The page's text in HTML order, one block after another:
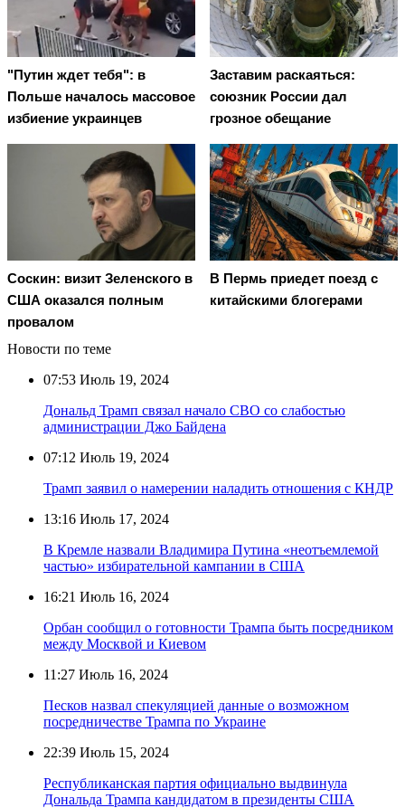
"Путин ждет тебя": в
Польше началось массовое
избиение украинцев
Заставим раскаяться:
союзник России дал
грозное обещание
Соскин: визит Зеленского в
США оказался полным
провалом
В Пермь приедет поезд с
китайскими блогерами
Новости по теме
07:53 Июль 19, 2024
Дональд Трамп связал начало СВО со слабостью
администрации Джо Байдена
07:12 Июль 19, 2024
Трамп заявил о намерении наладить отношения с КНДР
13:16 Июль 17, 2024
В Кремле назвали Владимира Путина «неотъемлемой
частью» избирательной кампании в США
16:21 Июль 16, 2024
Орбан сообщил о готовности Трампа быть посредником
между Москвой и Киевом
11:27 Июль 16, 2024
Песков назвал спекуляцией данные о возможном
посредничестве Трампа по Украине
22:39 Июль 15, 2024
Республиканская партия официально выдвинула
Дональда Трампа кандидатом в президенты США